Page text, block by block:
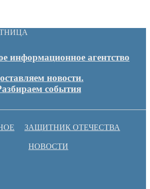
информационное агентство
новости.
события
ЗАЩИТНИК ОТЕЧЕСТВА
НОВОСТИ